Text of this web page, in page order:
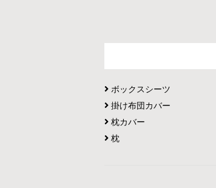
ボックスシーツ
掛け布団カバー
枕カバー
枕